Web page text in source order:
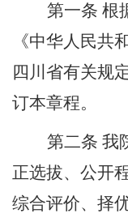
第一条 根
《中华人民共
四川省有关规
订本章程。
第二条 我
正选拔、公开
综合评价、择